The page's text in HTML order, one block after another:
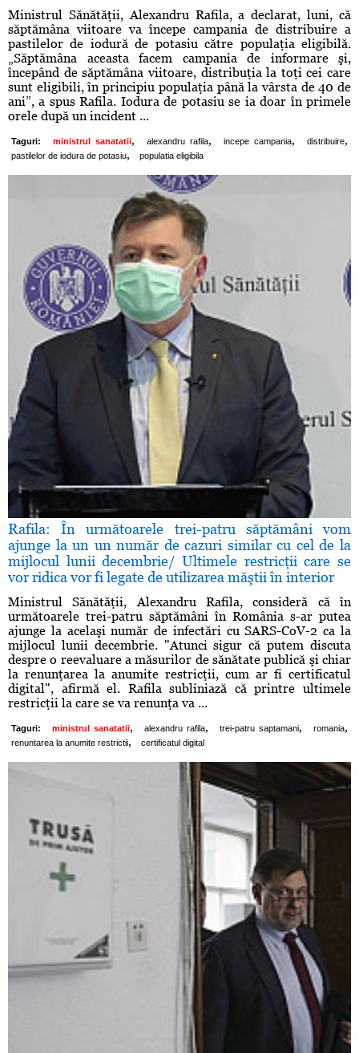
Ministrul Sănătăţii, Alexandru Rafila, a declarat, luni, că
săptămâna viitoare va începe campania de distribuire a
pastilelor de iodură de potasiu către populaţia eligibilă.
„Săptămâna aceasta facem campania de informare şi,
începând de săptămâna viitoare, distribuţia la toţi cei care
sunt eligibili, în principiu populaţia până la vârsta de 40 de
ani”, a spus Rafila. Iodura de potasiu se ia doar în primele
orele după un incident ...
Taguri: ministrul sanatatii, alexandru rafila, incepe campania, distribuire,
pastilelor de iodura de potasiu, populatia eligibila
Rafila: În următoarele trei-patru săptămâni vom
ajunge la un un număr de cazuri similar cu cel de la
mijlocul lunii decembrie/ Ultimele restricţii care se
vor ridica vor fi legate de utilizarea măştii în interior
Ministrul Sănătăţii, Alexandru Rafila, consideră că în
următoarele trei-patru săptămâni în România s-ar putea
ajunge la acelaşi număr de infectări cu SARS-CoV-2 ca la
mijlocul lunii decembrie. "Atunci sigur că putem discuta
despre o reevaluare a măsurilor de sănătate publică şi chiar
la renunţarea la anumite restricţii, cum ar fi certificatul
digital", afirmă el. Rafila subliniază că printre ultimele
restricţii la care se va renunţa va ...
Taguri: ministrul sanatatii, alexandru rafila, trei-patru saptamani, romania,
renuntarea la anumite restrictii, certificatul digital